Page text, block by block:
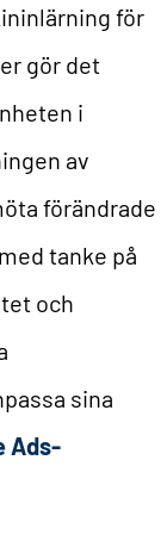
för
gör det
i
av
förändrade
tanke på
och
sina
Ads-